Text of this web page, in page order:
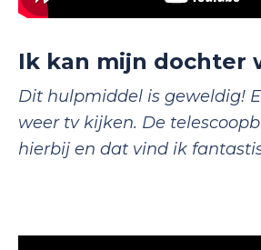
Ik kan mijn dochter
Dit hulpmiddel is geweldig!
weer tv kijken. De
hierbij en dat vind ik